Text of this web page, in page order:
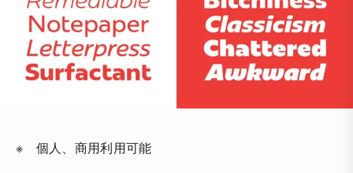
※ 個人、商用利用可能